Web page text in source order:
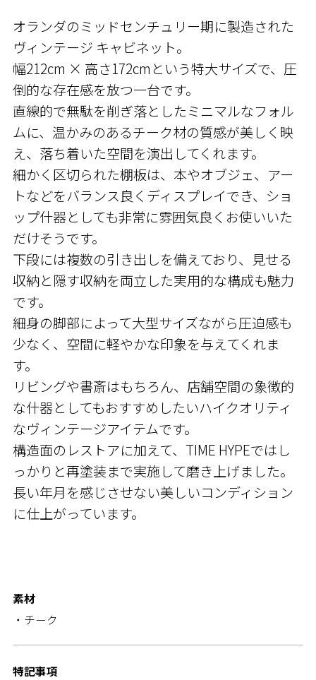
オランダのミッドセンチュリー期に製造された
ヴィンテージ キャビネット。
幅212cm × 高さ172cmという特大サイズで、圧
倒的な存在感を放つ一台です。
直線的で無駄を削ぎ落としたミニマルなフォル
ムに、温かみのあるチーク材の質感が美しく映
え、落ち着いた空間を演出してくれます。
細かく区切られた棚板は、本やオブジェ、アー
トなどをバランス良くディスプレイでき、ショ
ップ什器としても非常に雰囲気良くお使いいた
だけそうです。
下段には複数の引き出しを備えており、見せる
収納と隠す収納を両立した実用的な構成も魅力
です。
細身の脚部によって大型サイズながら圧迫感も
少なく、空間に軽やかな印象を与えてくれま
す。
リビングや書斎はもちろん、店舗空間の象徴的
な什器としてもおすすめしたいハイクオリティ
なヴィンテージアイテムです。
構造面のレストアに加えて、TIME HYPEではし
っかりと再塗装まで実施して磨き上げました。
長い年月を感じさせない美しいコンディション
に仕上がっています。
素材
・チーク
特記事項